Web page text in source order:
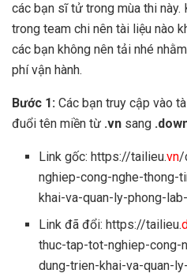
các bạn sĩ tử trong mùa thi
trong team chi nên tài liệu nào
các bạn không nên tải nhé
phí vận hành.
Bước 1: Các bạn truy cập vào
đuổi tên miền từ .vn sang
Link gốc: https://tailieu.vn/
nghiep-cong-nghe-thong-
khai-va-quan-ly-phong-
Link đã đổi: https://tailieu.
thuc-tap-tot-nghiep-cong-
dung-trien-khai-va-quan-